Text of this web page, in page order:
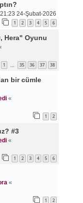
21:23 24-Şubat-2026
1 2 3 4 5 6
Hera" Oyunu
1 … 35 36 37 38
bir cümle
«
1 2
#3
«
1 2 3 4 5 6
«
1 2